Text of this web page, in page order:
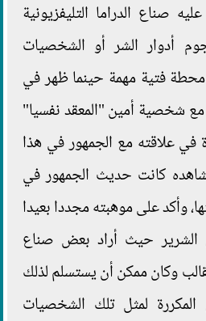
صناع الدراما التليفزيونية
أدوار الشر أو الشخصيات
محطة فتية مهمة حينما ظهر في
شخصية أمين "المعقد نفسيا"
علاقته مع الجمهور في هذا
كانت حديث الجمهور في
وأكد على موهبته مجددا بعيدا
الشرير حيث أراد بعض صناع
وكان ممكن أن يستسلم لذلك
لمثل تلك الشخصيات